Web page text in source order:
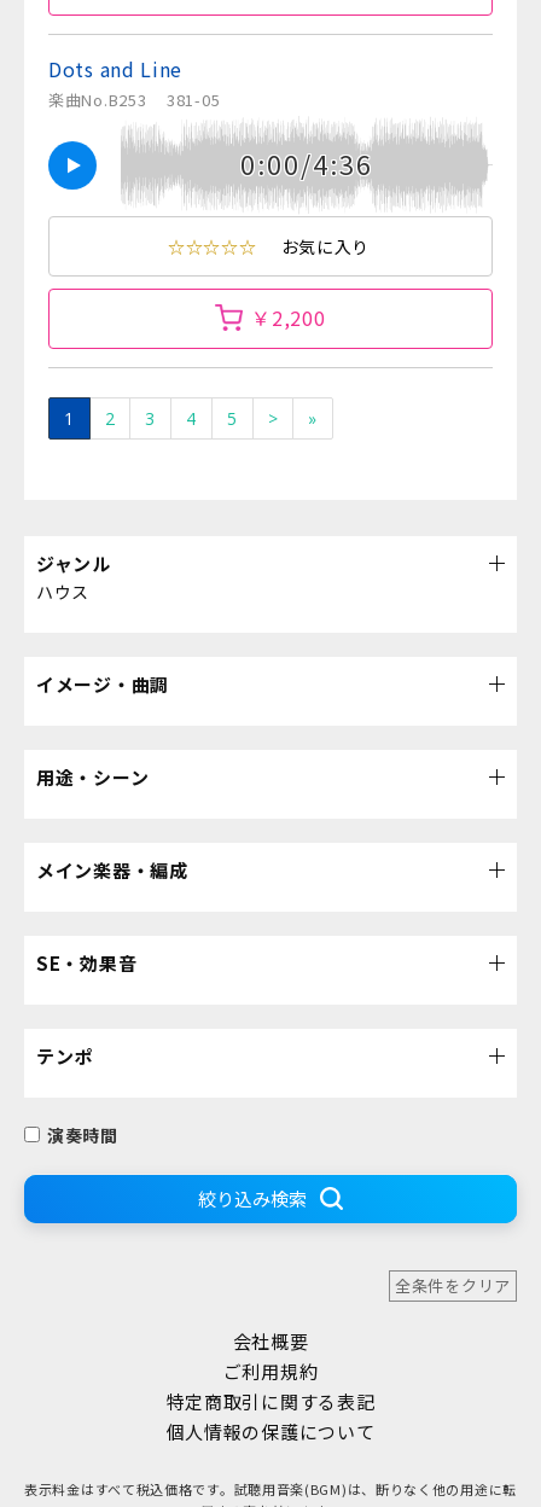
Dots and Line
楽曲No.B253 381-05
0:00/4:36
☆☆☆☆☆ お気に入り
￥2,200
1 2 3 4 5 > »
ジャンル
ハウス
イメージ・曲調
用途・シーン
メイン楽器・編成
SE・効果音
テンポ
演奏時間
絞り込み検索
全条件をクリア
会社概要
ご利用規約
特定商取引に関する表記
個人情報の保護について
表示料金はすべて税込価格です。試聴用音楽(BGM)は、断りなく他の用途に転